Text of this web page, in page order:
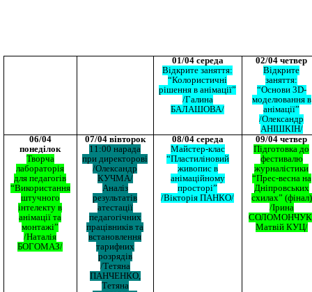
01/04 середа
Відкрите заняття:
“Колористичні
рішення в анімації”
/Галина
БАЛАШОВА/
02/04 четвер
Відкрите
заняття:
“Основи 3D-
моделювання в
анімації”
/Олександр
АНІШКІН/
06/04
понеділок
Творча
лабораторія
для педагогів
“Використання
штучного
інтелекту в
анімації та
монтажі”
/Наталія
БОГОМАЗ/
07/04 вівторок
11:00 нарада
при директорові
/Олександр
КУЧМА/
Аналіз
результатів
атестації
педагогічних
працівників та
встановлення
тарифних
розрядів
/Тетяна
ПАНЧЕНКО,
Тетяна
08/04 середа
Майстер-клас
“Пластиліновий
живопис в
анімаційному
просторі”
/Вікторія ПАНКО/
09/04 четвер
Підготовка до
фестивалю
журналістики
“Прес-весна на
Дніпровських
схилах” (фінал)
/Ірина
Матвій КУЦ/